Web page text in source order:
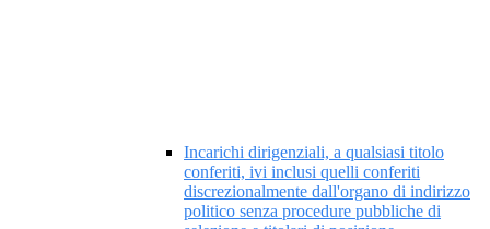
Incarichi dirigenziali, a qualsiasi titolo
conferiti, ivi inclusi quelli conferiti
discrezionalmente dall'organo di indirizzo
politico senza procedure pubbliche di